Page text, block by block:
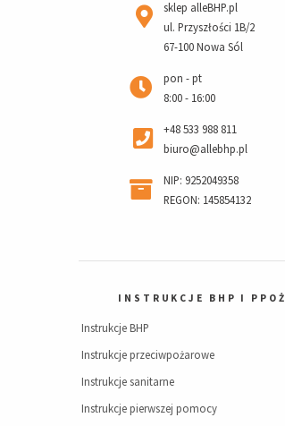
sklep alleBHP.pl
ul. Przyszłości 1B/2
67-100 Nowa Sól
pon - pt
8:00 - 16:00
+48 533 988 811
biuro@allebhp.pl
NIP: 9252049358
REGON: 145854132
INSTRUKCJE BHP I PPOŻ
Instrukcje BHP
Instrukcje przeciwpożarowe
Instrukcje sanitarne
Instrukcje pierwszej pomocy